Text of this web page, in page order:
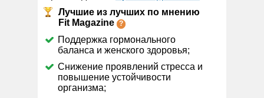
Лучшие из лучших по мнению
Fit Magazine
Поддержка гормонального
баланса и женского здоровья;
Снижение проявлений стресса и
повышение устойчивости
организма;